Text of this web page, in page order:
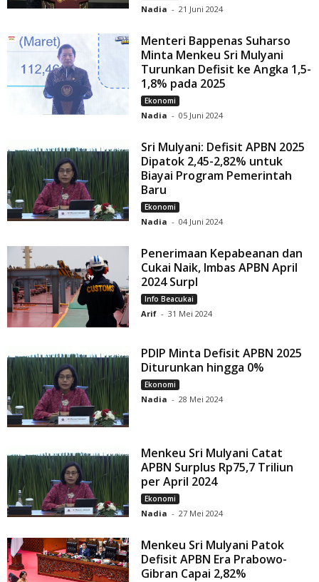
Nadia - 21 Juni 2024
Menteri Bappenas Suharso
Minta Menkeu Sri Mulyani
Turunkan Defisit ke Angka 1,5-
1,8% pada 2025
Ekonomi
Nadia - 05 Juni 2024
Sri Mulyani: Defisit APBN 2025
Dipatok 2,45-2,82% untuk
Biayai Program Pemerintah
Baru
Ekonomi
Nadia - 04 Juni 2024
Penerimaan Kepabeanan dan
Cukai Naik, Imbas APBN April
2024 Surpl
Info Beacukai
Arif - 31 Mei 2024
PDIP Minta Defisit APBN 2025
Diturunkan hingga 0%
Ekonomi
Nadia - 28 Mei 2024
Menkeu Sri Mulyani Catat
APBN Surplus Rp75,7 Triliun
per April 2024
Ekonomi
Nadia - 27 Mei 2024
Menkeu Sri Mulyani Patok
Defisit APBN Era Prabowo-
Gibran Capai 2,82%